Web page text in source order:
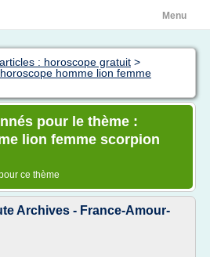
Menu
: horoscope gratuit >
horoscope homme lion femme
pour le thème :
lion femme scorpion
ce thème
Archives - France-Amour-